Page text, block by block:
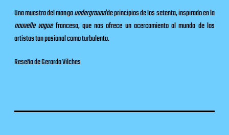
Una muestra del mangaundergroundde principios de los setenta, inspirado en la
nouvelle vaguefrancesa, que nos ofrece un acercamiento al mundo de los
artistas tan pasional como turbulento.
Reseña de Gerardo Vilches